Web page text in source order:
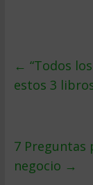
← “Todos
estos 3
7 Preguntas
negocio →